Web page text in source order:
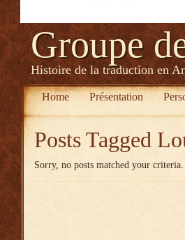
Groupe
Histoire de la traduction en
Home Présentation
Posts Tagged
Sorry, no posts matched your criteria.